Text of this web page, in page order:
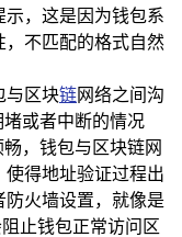
，这是因为钱包系
，不匹配的格式自然
与区块链网络之间沟
或者中断的情况
，钱包与区块链网
得地址验证过程出
火墙设置，就像是
止钱包正常访问区